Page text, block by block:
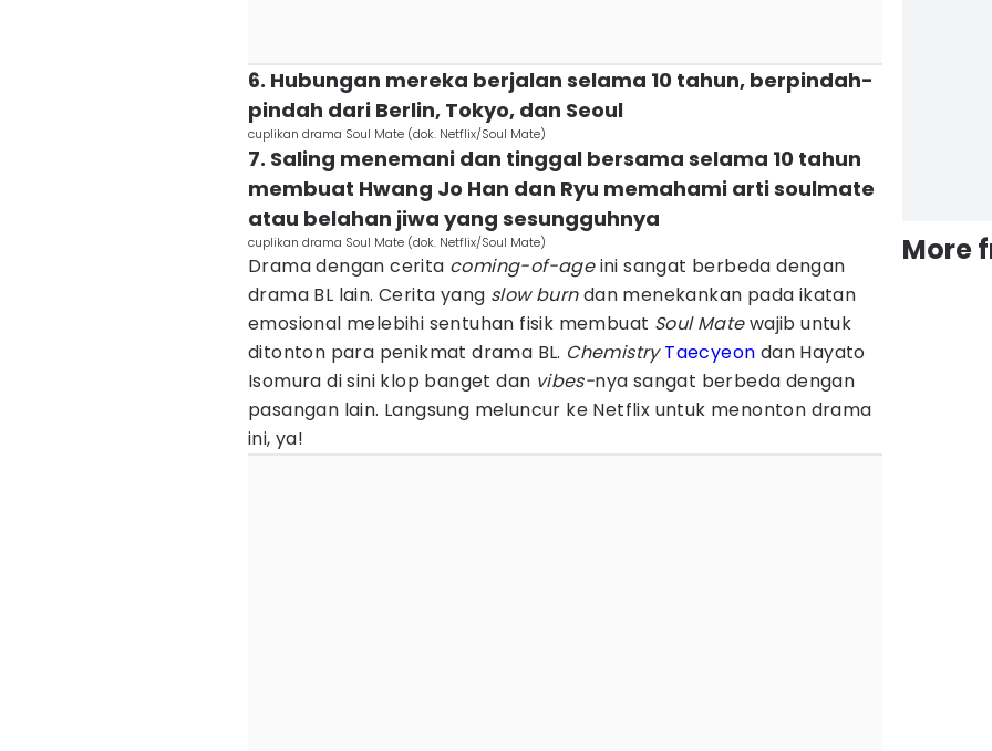
6. Hubungan mereka berjalan selama 10 tahun, berpindah-
pindah dari Berlin, Tokyo, dan Seoul
cuplikan drama Soul Mate (dok. Netflix/Soul Mate)
7. Saling menemani dan tinggal bersama selama 10 tahun
membuat Hwang Jo Han dan Ryu memahami arti soulmate
atau belahan jiwa yang sesungguhnya
cuplikan drama Soul Mate (dok. Netflix/Soul Mate)
Drama dengan cerita coming-of-ageini sangat berbeda dengan
drama BL lain. Cerita yang slow burndan menekankan pada ikatan
emosional melebihi sentuhan fisik membuat Soul Matewajib untuk
ditonton para penikmat drama BL. Chemistry Taecyeon dan Hayato
Isomura di sini klop banget dan vibes-nya sangat berbeda dengan
pasangan lain. Langsung meluncur ke Netflix untuk menonton drama
ini, ya!
More